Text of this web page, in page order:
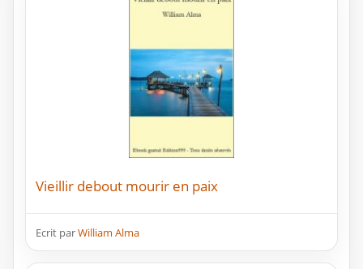
Vieillir debout mourir en paix
Ecrit parWilliam Alma